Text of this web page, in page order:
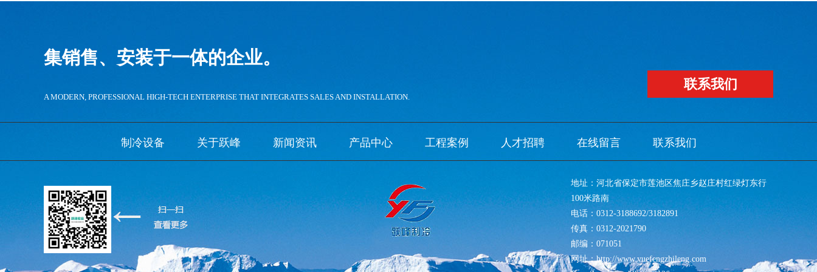
集销售、安装于一体的企业。
A MODERN, PROFESSIONAL HIGH-TECH ENTERPRISE THAT INTEGRATES SALES AND INSTALLATION.
联系我们
制冷设备 关于跃峰 新闻资讯 产品中心 工程案例 人才招聘 在线留言 联系我们
地址：河北省保定市莲池区焦庄乡赵庄村红绿灯东行
100米路南
电话：0312-3188692/3182891
传真：0312-2021790
邮编：071051
网址：http://www.yuefengzhileng.com